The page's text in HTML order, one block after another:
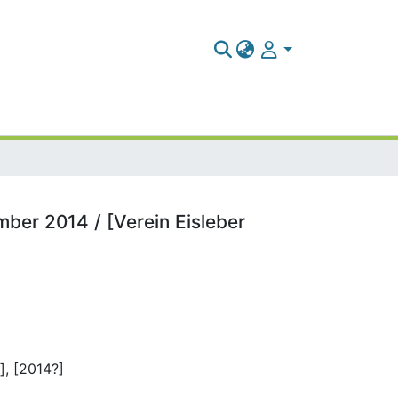
2014 / [Verein Eisleber
[2014?]